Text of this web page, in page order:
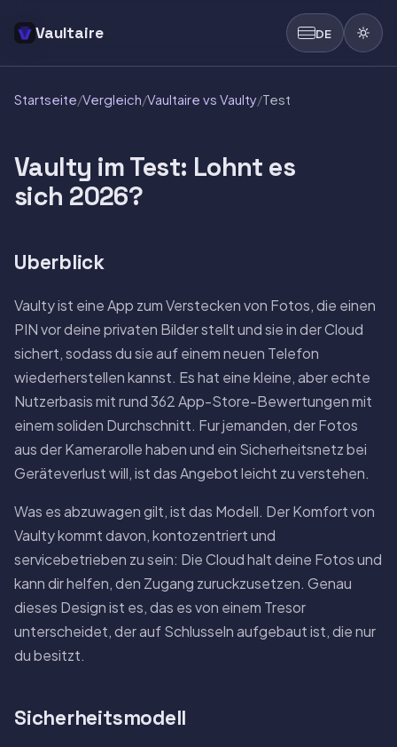
Vaultaire DE
Startseite/Vergleich/Vaultaire vs Vaulty/Test
Vaulty im Test: Lohnt es
sich 2026?
Uberblick
Vaulty ist eine App zum Verstecken von Fotos, die einen
PIN vor deine privaten Bilder stellt und sie in der Cloud
sichert, sodass du sie auf einem neuen Telefon
wiederherstellen kannst. Es hat eine kleine, aber echte
Nutzerbasis mit rund 362 App-Store-Bewertungen mit
einem soliden Durchschnitt. Fur jemanden, der Fotos
aus der Kamerarolle haben und ein Sicherheitsnetz bei
Geräteverlust will, ist das Angebot leicht zu verstehen.
Was es abzuwagen gilt, ist das Modell. Der Komfort von
Vaulty kommt davon, kontozentriert und
servicebetrieben zu sein: Die Cloud halt deine Fotos und
kann dir helfen, den Zugang zuruckzusetzen. Genau
dieses Design ist es, das es von einem Tresor
unterscheidet, der auf Schlusseln aufgebaut ist, die nur
du besitzt.
Sicherheitsmodell